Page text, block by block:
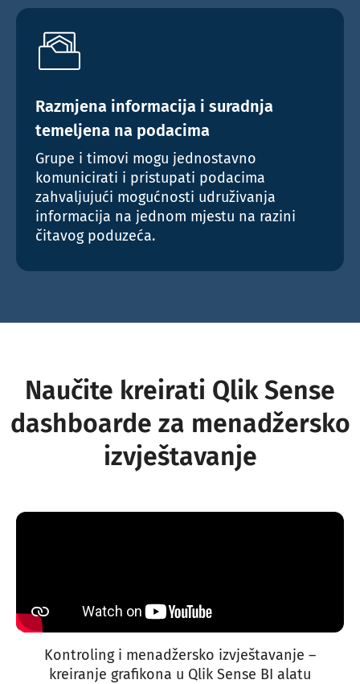
Razmjena informacija i suradnja
temeljena na podacima
Grupe i timovi mogu jednostavno
komunicirati i pristupati podacima
zahvaljujući mogućnosti udruživanja
informacija na jednom mjestu na razini
čitavog poduzeća.
Naučite kreirati Qlik Sense
dashboarde za menadžersko
izvještavanje
Kontroling i menadžersko izvještavanje –
kreiranje grafikona u Qlik Sense BI alatu